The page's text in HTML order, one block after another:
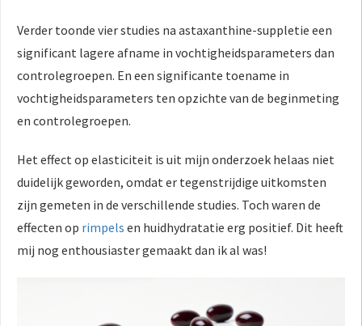
Verder toonde vier studies na astaxanthine-suppletie een
significant lagere afname in vochtigheidsparameters dan
controlegroepen. En een significante toename in
vochtigheidsparameters ten opzichte van de beginmeting
en controlegroepen.
Het effect op elasticiteit is uit mijn onderzoek helaas niet
duidelijk geworden, omdat er tegenstrijdige uitkomsten
zijn gemeten in de verschillende studies. Toch waren de
effecten op rimpels en huidhydratatie erg positief. Dit heeft
mij nog enthousiaster gemaakt dan ik al was!